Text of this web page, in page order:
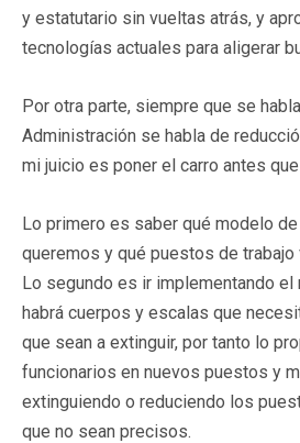
y estatutario sin vueltas atrás, y
tecnologías actuales para aligerar
Por otra parte, siempre que se
Administración se habla de
mi juicio es poner el carro antes
Lo primero es saber qué modelo
queremos y qué puestos de trabajo
Lo segundo es ir implementando el
habrá cuerpos y escalas que
que sean a extinguir, por tanto lo
funcionarios en nuevos puestos y
extinguiendo o reduciendo los
que no sean precisos.